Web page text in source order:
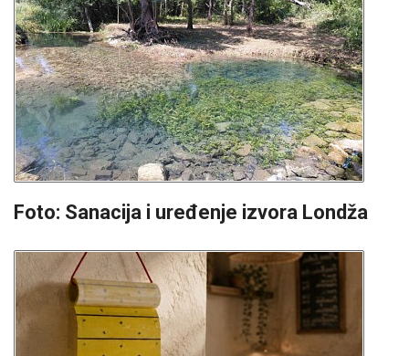
Foto: Sanacija i uređenje izvora Londža